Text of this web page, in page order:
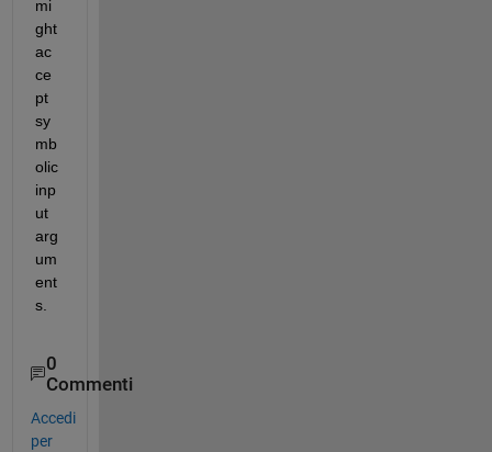
mi
ght
ac
ce
pt
sy
mb
olic
inp
ut
arg
um
ent
s.
0
Commenti
Accedi
per